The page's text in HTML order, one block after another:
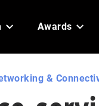
Awards
&